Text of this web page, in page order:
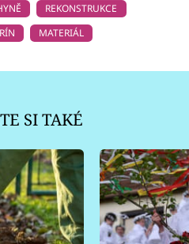
REKONSTRUKCE
MATERIÁL
SI TAKÉ